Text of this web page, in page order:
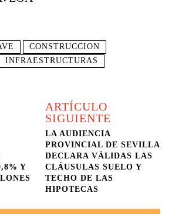
CONSTRUCCION
INFRAESTRUCTURAS
Y
ARTÍCULO
SIGUIENTE
LA AUDIENCIA
PROVINCIAL DE SEVILLA
DECLARA VÁLIDAS LAS
CLÁUSULAS SUELO Y
TECHO DE LAS
HIPOTECAS